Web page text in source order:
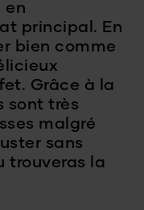
en
principal. En
bien comme
Grâce à la
sont très
malgré
sans
trouveras la